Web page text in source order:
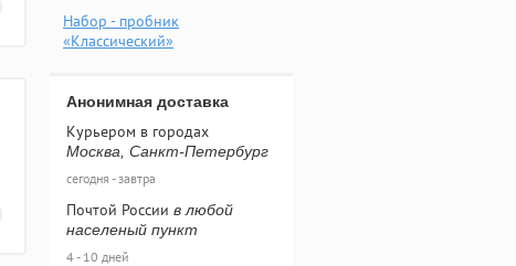
Набор - пробник
«Классический»
Анонимная доставка
Курьером в городах
Москва, Санкт-Петербург
сегодня - завтра
Почтой России в любой
населеный пункт
4 - 10 дней